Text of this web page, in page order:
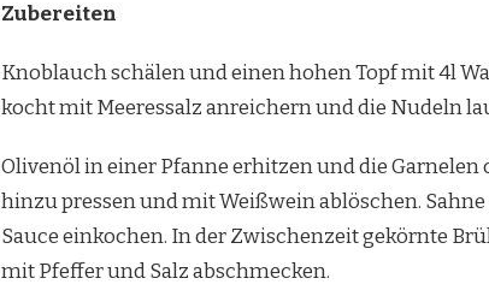
Zubereiten
Knoblauch schälen und einen hohen Topf mit 4l
kocht mit Meeressalz anreichern und die Nudeln
Olivenöl in einer Pfanne erhitzen und die
hinzu pressen und mit Weißwein ablöschen.
Sauce einkochen. In der Zwischenzeit gekörnte
mit Pfeffer und Salz abschmecken.